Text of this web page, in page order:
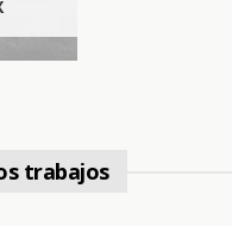
trabajos